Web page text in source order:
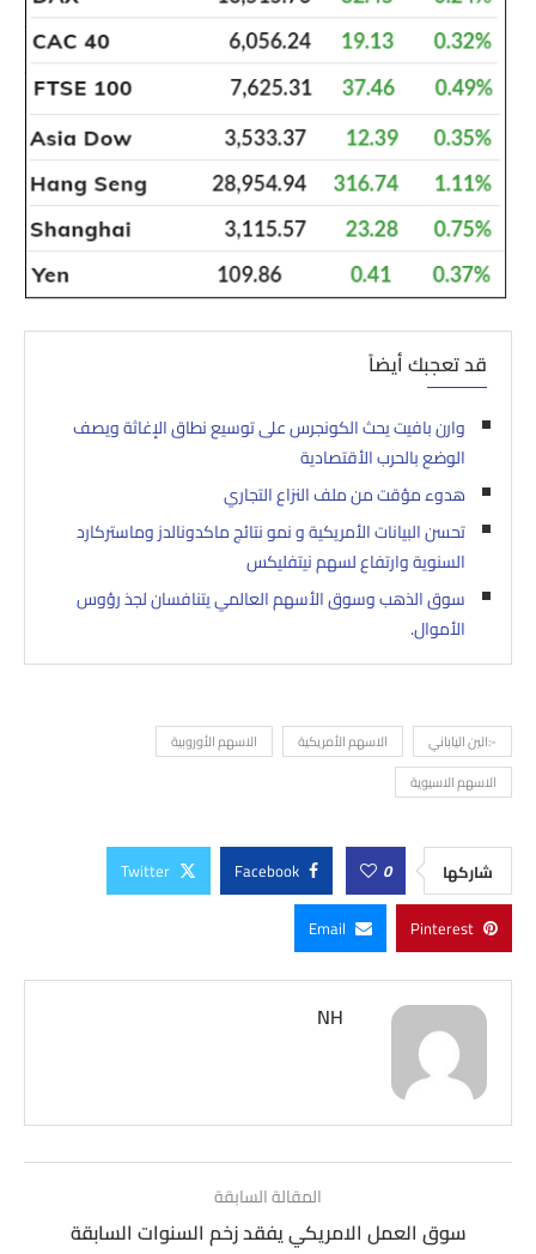
قد تعجبك أيضاً
وارن بافيت يحث الكونجرس على توسيع نطاق الإغاثة ويصف
الوضع بالحرب الأقتصادية
هدوء مؤقت من ملف النزاع التجاري
تحسن البيانات الأمريكية و نمو نتائج ماكدونالدز وماستركارد
السنوية وارتفاع لسهم نيتفليكس
سوق الذهب وسوق الأسهم العالمي يتنافسان لجذ رؤوس
الأموال.
-:الين الياباني الاسهم الأمريكية
الاسهم الأوروبية
الاسهم الاسيوية
شاركها 0
Facebook
Twitter
Pinterest
Email
NH
المقالة السابقة
سوق العمل الامريكي يفقد زخم السنوات السابقة